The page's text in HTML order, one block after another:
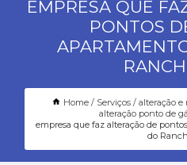
EMPRESA QUE
PONTOS
Home Serviços
alteração e
alteração ponto de
empresa que faz alteração de
do